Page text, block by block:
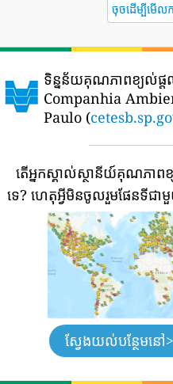
ចុចដើម្បីមើល
ទិន្នន័យគុណភាពខ្យល់ផ្
Companhia
Paulo (
តើអ្នកស្គាល់ស្ថានីយ៍គុណភា
ទេ? ហេតុអ្វីមិនចូលរួមផែនទីជ
ស្វែងយល់បន្ថែមនៅ